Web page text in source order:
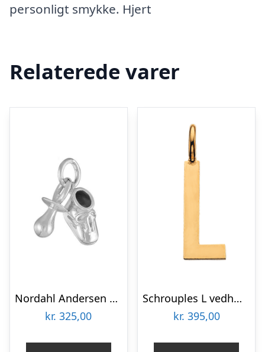
personligt smykke. Hjert
Relaterede varer
Nordahl Andersen charms sko / sut sølv
kr. 325,00
Schrouples L vedhæng forgyldt inkl. kæde
kr. 395,00